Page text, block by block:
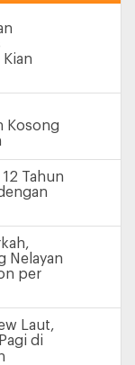
Kian
Kosong
Tahun
Nelayan
per
Laut,
di